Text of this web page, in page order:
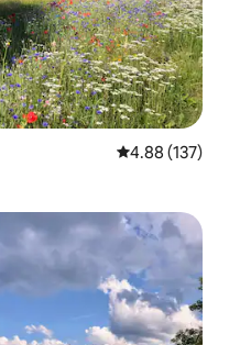
平均评分 4.88
4.88 (137)